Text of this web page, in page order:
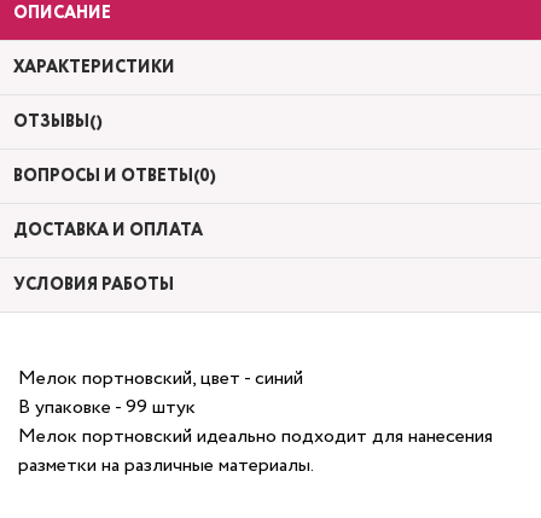
ОПИСАНИЕ
ХАРАКТЕРИСТИКИ
ОТЗЫВЫ()
ВОПРОСЫ И ОТВЕТЫ(0)
ДОСТАВКА И ОПЛАТА
УСЛОВИЯ РАБОТЫ
Мелок портновский, цвет - синий
В упаковке - 99 штук
Мелок портновский идеально подходит для нанесения
разметки на различные материалы.